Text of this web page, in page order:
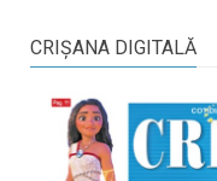
CRIŞANA DIGITALĂ